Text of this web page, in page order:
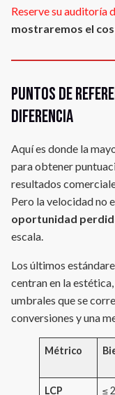
Reserve su auditoría
mostraremos el
Puntos de
diferencia
Aquí es donde la
para obtener
resultados
Pero la velocidad no
oportunidad
escala.
Los últimos
centran en la
umbrales que se
conversiones y una
Métrico
LCP ≤